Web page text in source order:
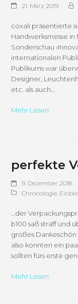
21. März 2019
coxalı präsentierte
Handwerksmesse in
Sonderschau
internationalen
Publikums war
Designer,
etc. als auch…
Mehr Lesen
perfekte
9. Dezember 2018
Chronologie
…der
b100 saß straff und
großes Dankeschön
also konnten ein
sollten fürs erste
Mehr Lesen